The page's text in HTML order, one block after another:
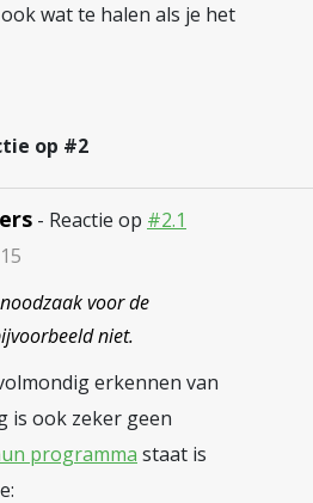
wat te halen als je het
op #2
- Reactie op #2.1
voor de
niet.
erkennen van
is ook zeker geen
programma staat is